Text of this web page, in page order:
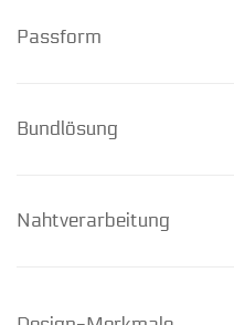
Passform
Bundlösung
Nahtverarbeitung